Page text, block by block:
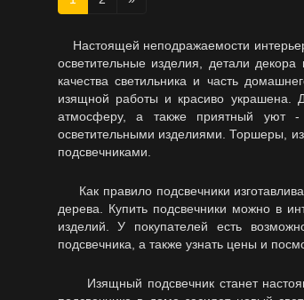
Настоящей неподражаемости
осветительные изделия, детали
качества светильника и часть
изящной работы и красиво украшена.
атмосферу, а также приятный уют -
осветительными изделиями. Торшеры,
подсвечниками.
Как правило подсвечники
дерева. Купить подсвечники можно в
изделий. У покупателей есть
подсвечника, а также узнать цены и
Изящный подсвечник станет